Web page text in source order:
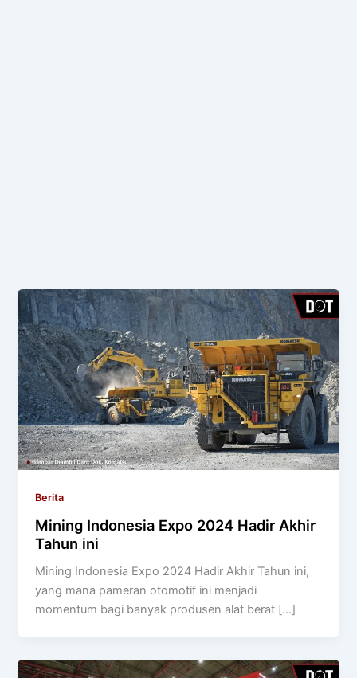
Berita
Mining Indonesia Expo 2024 Hadir Akhir
Tahun ini
Mining Indonesia Expo 2024 Hadir Akhir Tahun ini,
yang mana pameran otomotif ini menjadi
momentum bagi banyak produsen alat berat […]